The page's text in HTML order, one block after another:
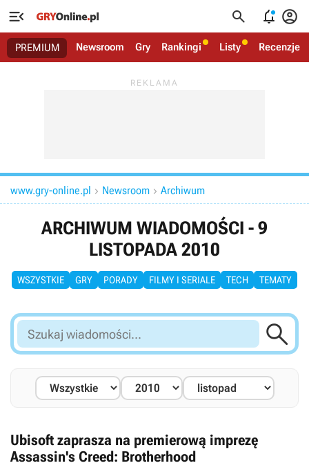
   
PREMIUM Newsroom Gry Rankingi Listy Recenzje
www.gry-online.pl  Newsroom  Archiwum
ARCHIWUM WIADOMOŚCI - 9
LISTOPADA 2010
WSZYSTKIE GRY PORADY FILMY I SERIALE TECH TEMATY
Szukaj
wiadomości...

Ubisoft zaprasza na premierową imprezę
Assassin's Creed: Brotherhood